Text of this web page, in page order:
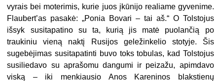
vyrais bei moterimis, kurie juos įkūnijo realiame gyvenime.
Flaubert’as pasakė: „Ponia Bovari – tai aš.“ O Tolstojus
išsyk susitapatino su ta, kurią jis matė puolančią po
traukiniu vieną naktį Rusijos geležinkelio stotyje. Šis
sugebėjimas susitapatinti buvo toks tobulas, kad Tolstojus
susiliedavo su aprašomu dangumi ir peizažu, apimdavo
viską – iki menkiausio Anos Kareninos blakstienų